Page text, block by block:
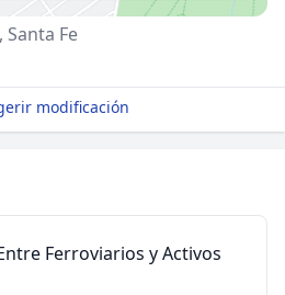
Santa Fe
modificación
Ferroviarios y Activos